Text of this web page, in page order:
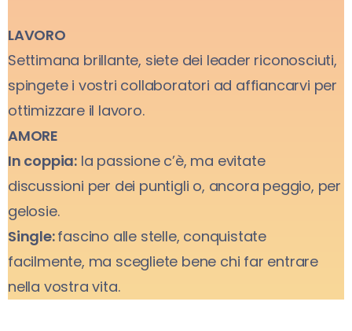
LAVORO
Settimana brillante, siete dei leader riconosciuti,
spingete i vostri collaboratori ad affiancarvi per
ottimizzare il lavoro.
AMORE
In coppia: la passione c’è, ma evitate
discussioni per dei puntigli o, ancora peggio, per
gelosie.
Single:fascino alle stelle, conquistate
facilmente, ma scegliete bene chi far entrare
nella vostra vita.